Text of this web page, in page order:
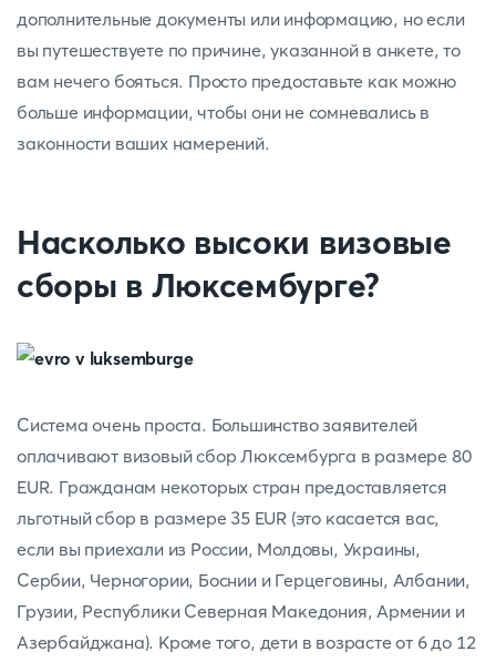
дополнительные документы или информацию, но если
вы путешествуете по причине, указанной в анкете, то
вам нечего бояться. Просто предоставьте как можно
больше информации, чтобы они не сомневались в
законности ваших намерений.
Насколько высоки визовые
сборы в Люксембурге?
Система очень проста. Большинство заявителей
оплачивают визовый сбор Люксембурга в размере 80
EUR. Гражданам некоторых стран предоставляется
льготный сбор в размере 35 EUR (это касается вас,
если вы приехали из России, Молдовы, Украины,
Сербии, Черногории, Боснии и Герцеговины, Албании,
Грузии, Республики Северная Македония, Армении и
Азербайджана). Кроме того, дети в возрасте от 6 до 12